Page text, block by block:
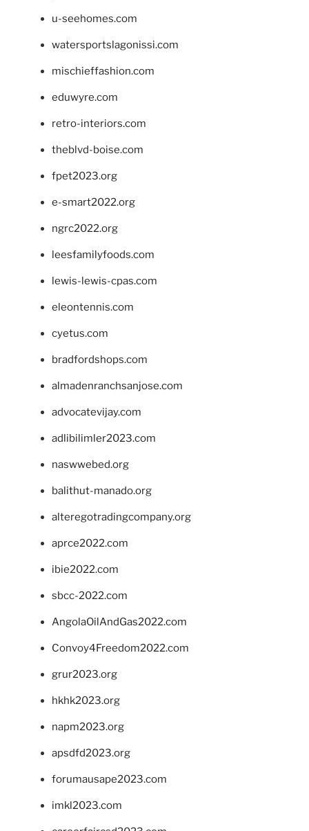
u-seehomes.com
watersportslagonissi.com
mischieffashion.com
eduwyre.com
retro-interiors.com
theblvd-boise.com
fpet2023.org
e-smart2022.org
ngrc2022.org
leesfamilyfoods.com
lewis-lewis-cpas.com
eleontennis.com
cyetus.com
bradfordshops.com
almadenranchsanjose.com
advocatevijay.com
adlibilimler2023.com
naswwebed.org
balithut-manado.org
alteregotradingcompany.org
aprce2022.com
ibie2022.com
sbcc-2022.com
AngolaOilAndGas2022.com
Convoy4Freedom2022.com
grur2023.org
hkhk2023.org
napm2023.org
apsdfd2023.org
forumausape2023.com
imkl2023.com